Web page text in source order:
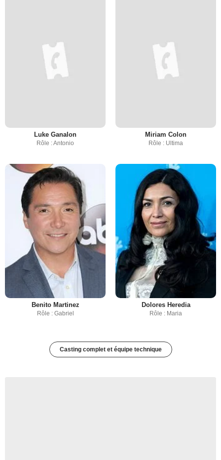
Luke Ganalon
Rôle : Antonio
Miriam Colon
Rôle : Ultima
Benito Martinez
Rôle : Gabriel
Dolores Heredia
Rôle : Maria
Casting complet et équipe technique